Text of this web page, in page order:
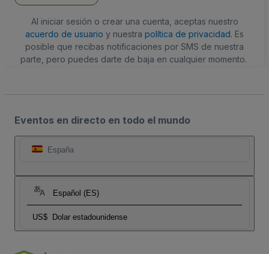
Al iniciar sesión o crear una cuenta, aceptas nuestro
acuerdo de usuario y nuestra política de privacidad. Es
posible que recibas notificaciones por SMS de nuestra
parte, pero puedes darte de baja en cualquier momento.
Eventos en directo en todo el mundo
España
Español (ES)
US$ Dolar estadounidense